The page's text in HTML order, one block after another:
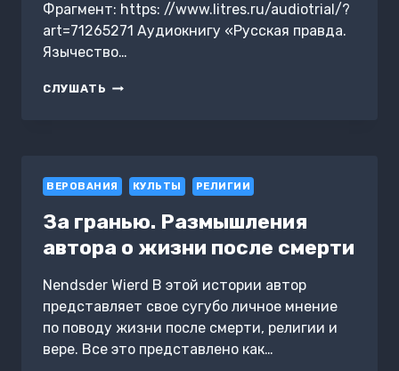
Фрагмент: https: //www.litres.ru/audiotrial/?
art=71265271 Аудиокнигу «Русская правда.
Язычество…
СЛУШАТЬ РУССКАЯ
ВЕК»
ВЕРОВАНИЯ КУЛЬТЫ РЕЛИГИИ
За гранью. Размышления
автора о жизни после смерти
Nendsder Wierd В этой истории автор
представляет свое сугубо личное мнение
по поводу жизни после смерти, религии и
вере. Все это представлено как…